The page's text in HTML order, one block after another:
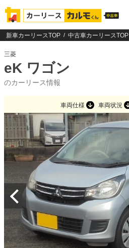
新車カーリースTOP 中古車カーリースTOP
三菱
eK ワゴン
のカーリース情報
車両仕様 車両状況